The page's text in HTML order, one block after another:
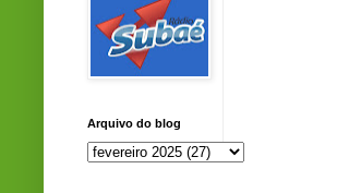
Arquivo do blog